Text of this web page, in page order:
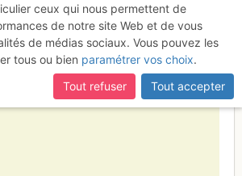
2017
du-Rhône
ceux qui nous permettent de
de notre site Web et de vous
de médias sociaux. Vous pouvez les
tous ou bien paramétrer vos choix.
Tout refuser
Tout accepter